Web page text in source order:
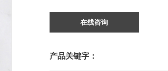
在线咨询
产品关键字：